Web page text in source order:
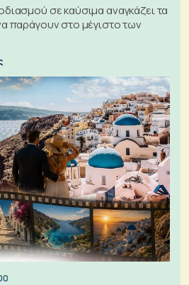
σε καύσιμα αναγκάζει τα
παράγουν στο μέγιστο των